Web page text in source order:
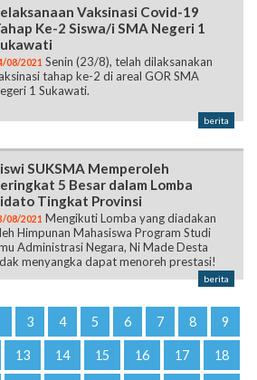
Vaksinasi Covid-19
Ke-2 Siswa/i SMA Negeri 1
08/2021 Senin (23/8), telah dilaksanakan
tahap ke-2 di areal GOR SMA
1 Sukawati.
berita
SUKSMA Memperoleh
5 Besar dalam Lomba
Tingkat Provinsi
08/2021 Mengikuti Lomba yang diadakan
Himpunan Mahasiswa Program Studi
Administrasi Negara, Ni Made Desta
menyangka dapat menoreh prestasi!
berita
3 4 5 6 7 8 9
13 14 15 16 17 18